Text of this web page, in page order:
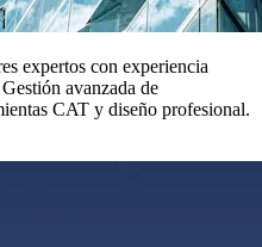
expertos con experiencia
avanzada de
CAT y diseño profesional.